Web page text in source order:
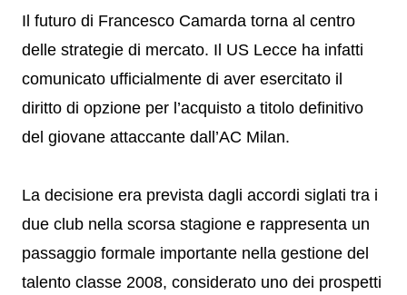
Il futuro di Francesco Camarda torna al centro
delle strategie di mercato. Il US Lecce ha infatti
comunicato ufficialmente di aver esercitato il
diritto di opzione per l’acquisto a titolo definitivo
del giovane attaccante dall’AC Milan.
La decisione era prevista dagli accordi siglati tra i
due club nella scorsa stagione e rappresenta un
passaggio formale importante nella gestione del
talento classe 2008, considerato uno dei prospetti